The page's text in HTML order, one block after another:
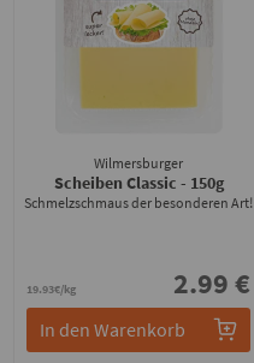
Wilmersburger
Scheiben Classic - 150g
Schmelzschmaus der besonderen Art!
19.93€/kg 2.99 €
In den Warenkorb